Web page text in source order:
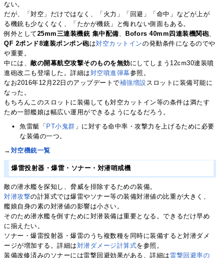
ない。
だが、「対空」だけではなく、「火力」「回避」「命中」などが上が
る機銃も少なくなく、「たかが機銃」と侮れない側面もある。
例外として25mm三連装機銃 集中配備、 Bofors 40mm四連装機関砲、
QF 2ポンド8連装ポンポン砲は対空カットインの発動条件になるのでや
や重要。
中には、敵の開幕航空攻撃そのものを無効にしてしまう12cm30連装噴
進砲改二も登場した。詳細は対空噴進弾幕参照。
なお2016年12月22日のアップデートで補強増設スロットに装備可能に
なった。
もちろんこのスロットに装備しても対空カットイン等の条件は満たす
ため一部艦娘は幅広い運用ができるようになるだろう。
魚雷艇「 PT小鬼群 」に対する命中率・攻撃力を上げるために必要
な装備の一つ。
→ 対空機銃一覧
爆雷投射器・爆雷・ソナー・対潜哨戒機
敵の潜水艦を探知し、脅威を排除するための装備。
対潜攻撃の計算式では爆雷やソナー等の装備対潜値の比重が大きく、
艦娘自身の素の対潜値の影響は小さい。
そのため潜水艦を倒すために対潜装備は重要となる。できるだけ早め
に揃えたい。
ソナー・爆雷投射器・爆雷のうち複数種を同時に装備すると対潜ダメ
ージが増加する。詳細は対潜ダメージ計算式を参照。
装備改修済みのソナーには雷撃回避効果がある、詳細は雷撃回避率の